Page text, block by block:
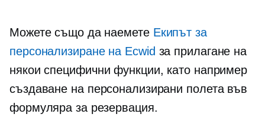
Можете също да наемете Екипът за
персонализиране на Ecwid за прилагане на
някои специфични функции, като например
създаване на персонализирани полета във
формуляра за резервация.